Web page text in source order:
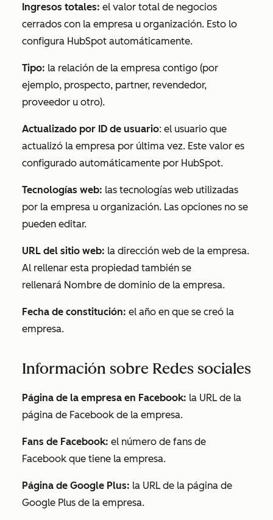
Ingresos totales: el valor total de negocios
cerrados con la empresa u organización. Esto lo
configura HubSpot automáticamente.
Tipo: la relación de la empresa contigo (por
ejemplo, prospecto, partner, revendedor,
proveedor u otro).
Actualizado por ID de usuario: el usuario que
actualizó la empresa por última vez. Este valor es
configurado automáticamente por HubSpot.
Tecnologías web: las tecnologías web utilizadas
por la empresa u organización. Las opciones no se
pueden editar.
URL del sitio web: la dirección web de la empresa.
Al rellenar esta propiedad también se
rellenará Nombre de dominio de la empresa.
Fecha de constitución: el año en que se creó la
empresa.
Información sobre Redes sociales
Página de la empresa en Facebook: la URL de la
página de Facebook de la empresa.
Fans de Facebook: el número de fans de
Facebook que tiene la empresa.
Página de Google Plus: la URL de la página de
Google Plus de la empresa.